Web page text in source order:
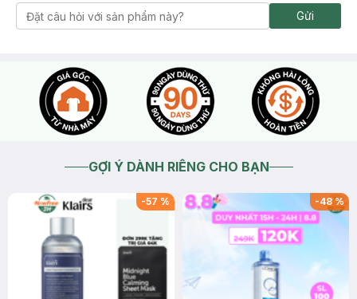
Gửi
GỢI Ý DÀNH RIÊNG CHO BẠN
-57 % -48%